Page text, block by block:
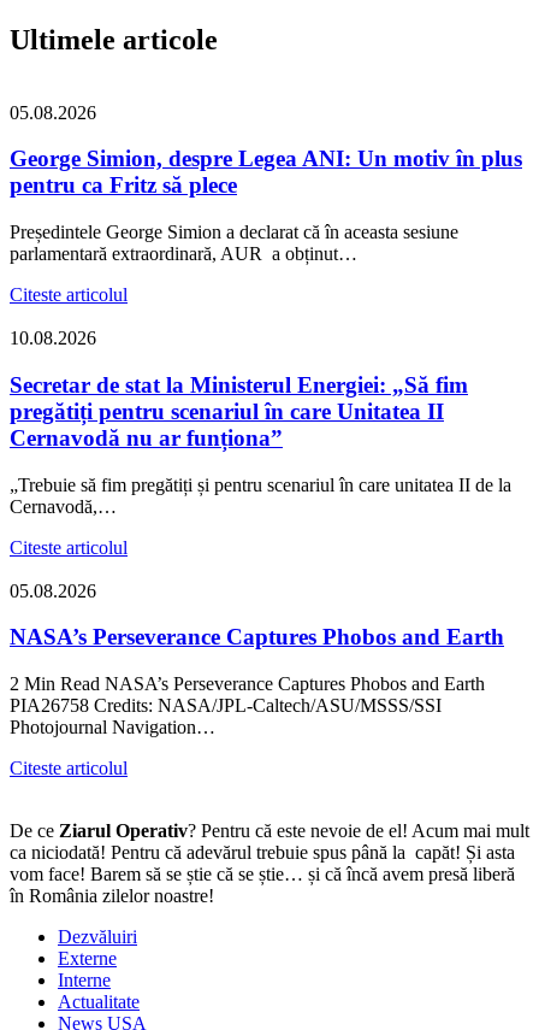
Ultimele articole
05.08.2026
George Simion, despre Legea ANI: Un motiv în plus
pentru ca Fritz să plece
Președintele George Simion a declarat că în aceasta sesiune
parlamentară extraordinară, AUR a obținut…
Citeste articolul
10.08.2026
Secretar de stat la Ministerul Energiei: „Să fim
pregătiți pentru scenariul în care Unitatea II
Cernavodă nu ar funționa”
„Trebuie să fim pregătiți și pentru scenariul în care unitatea II de la
Cernavodă,…
Citeste articolul
05.08.2026
NASA’s Perseverance Captures Phobos and Earth
2 Min Read NASA’s Perseverance Captures Phobos and Earth
PIA26758 Credits: NASA/JPL-Caltech/ASU/MSSS/SSI
Photojournal Navigation…
Citeste articolul
De ce Ziarul Operativ? Pentru că este nevoie de el! Acum mai mult
ca niciodată! Pentru că adevărul trebuie spus până la capăt! Și asta
vom face! Barem să se știe că se știe… și că încă avem presă liberă
în România zilelor noastre!
Dezvăluiri
Externe
Interne
Actualitate
News USA